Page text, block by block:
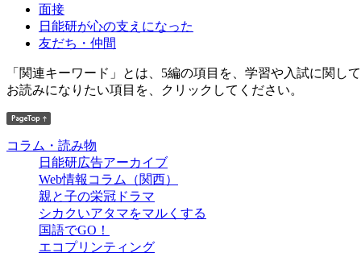
面接
日能研が心の支えになった
友だち・仲間
「関連キーワード」とは、5編の項目を、学習や入試に関し
お読みになりたい項目を、クリックしてください。
コラム・読み物
日能研広告アーカイブ
Web情報コラム（関西）
親と子の栄冠ドラマ
シカクいアタマをマルくする
国語でGO！
エコプリンティング